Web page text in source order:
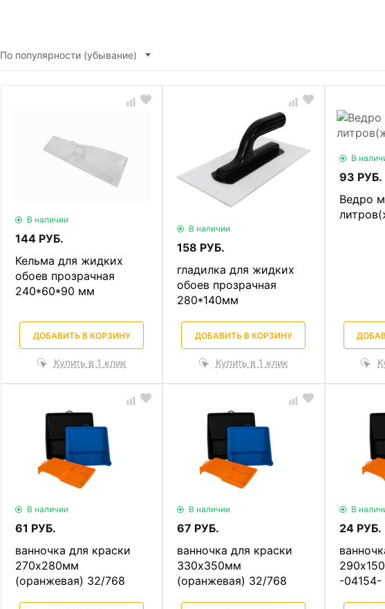
По популярности (убывание)
В наличии
144 РУБ.
Кельма для жидких
обоев прозрачная
240*60*90 мм
ДОБАВИТЬ В КОРЗИНУ
Купить в 1 клик
В наличии
158 РУБ.
гладилка для жидких
обоев прозрачная
280*140мм
ДОБАВИТЬ В КОРЗИНУ
Купить в 1 клик
В
93 РУБ.
Ведро
В наличии
61 РУБ.
ванночка для краски
270х280мм
(оранжевая) 32/768
В наличии
67 РУБ.
ванночка для краски
330х350мм
(оранжевая) 32/768
В
24 РУБ.
-04154-